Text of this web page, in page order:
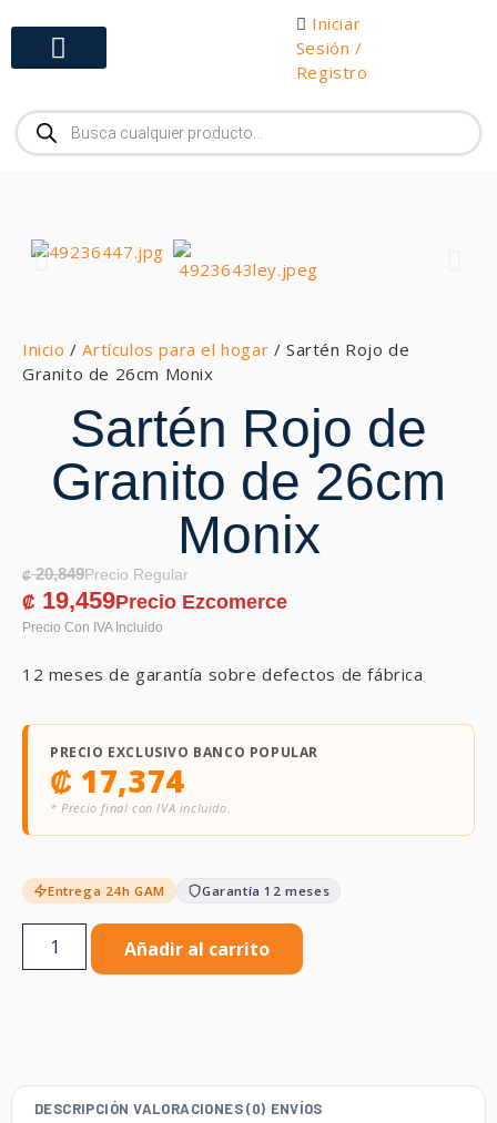
Iniciar
Sesión /
Registro
Inicio /Artículos para el hogar / Sartén Rojo de
Granito de 26cm Monix
Sartén Rojo de
Granito de 26cm
Monix
₡20,849
₡ 19,459
12 meses de garantía sobre defectos de fábrica
PRECIO EXCLUSIVO BANCO POPULAR
₡ 17,374
* Precio final con IVA incluido.
Entrega 24h GAM Garantía 12 meses
Añadir al carrito
DESCRIPCIÓN VALORACIONES (0) ENVÍOS